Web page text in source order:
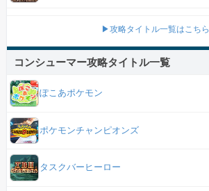
▶攻略タイトル一覧はこちら
コンシューマー攻略タイトル一覧
ぽこあポケモン
ポケモンチャンピオンズ
タスクバーヒーロー